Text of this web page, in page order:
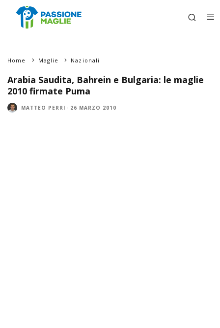
Home Maglie Nazionali
Arabia Saudita, Bahrein e Bulgaria: le maglie
2010 firmate Puma
MATTEO PERRI · 26 MARZO 2010